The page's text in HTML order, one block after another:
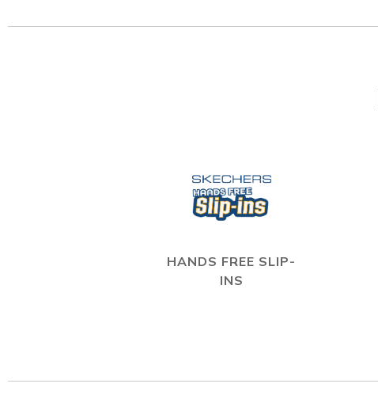
HANDS FREE SLIP-
INS